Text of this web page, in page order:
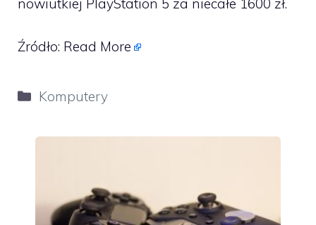
nowiutkiej PlayStation 5 za niecałe 1600 zł.
Źródło: Read More
Kategorie
Komputery